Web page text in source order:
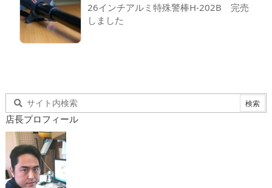
26インチアルミ特殊警棒H-202B 完売
しました
店長プロフィール